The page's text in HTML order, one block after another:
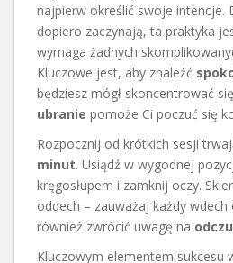
najpierw określić swoje intencje.
dopiero zaczynają, ta praktyka
wymaga żadnych
Kluczowe jest, aby znaleźć
będziesz mógł skoncentrować
ubranie pomoże Ci poczuć się
Rozpocznij od krótkich sesji
minut. Usiądź w wygodnej
kręgosłupem i zamknij oczy.
oddech – zauważaj każdy
również zwrócić uwagę na
Kluczowym elementem sukcesu